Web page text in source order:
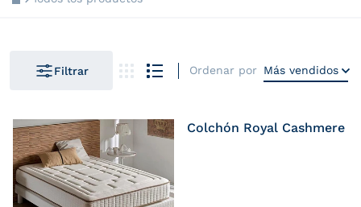
Filtrar Ordenar por Más vendidos
Colchón Royal Cashmere